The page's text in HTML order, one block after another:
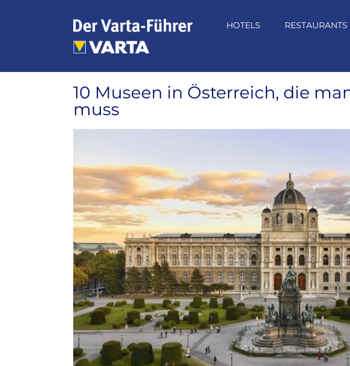
HOTELS RESTAURANTS
10 Museen in Österreich, die
muss